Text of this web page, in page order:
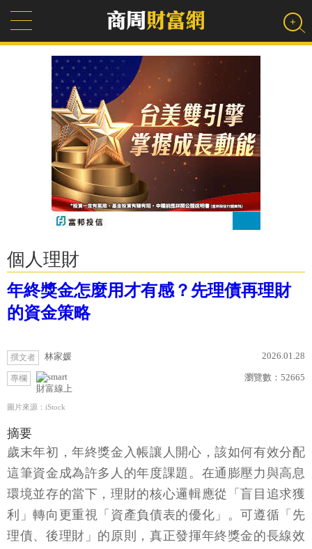
個人理財
年終獎金怎麼用才有感？先理債再理財
的資金策略
撰文者 林家媛 2026.01.28
專欄
財富線上
瀏覽數： 52665
圖片來源：iStock
摘要
歲末年初，年終獎金入帳讓人開心，該如何有效分配
這筆資金成為許多人的年度課題。在通膨壓力與高息
環境並存的當下，理財的核心邏輯應從「盲目追求獲
利」轉向更重視「資產負債表的優化」。可遵循「先
理債、後理財」的原則，真正發揮年終獎金的長線效